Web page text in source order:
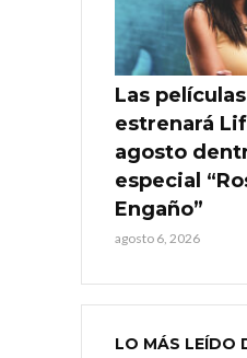
Las
estrenará
agosto
especial
Engaño”
agosto 6, 2026
LO MÁS LEÍDO